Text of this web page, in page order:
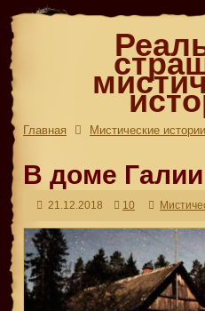
Главная Мистические истории
В доме Галии
21.12.2018 10